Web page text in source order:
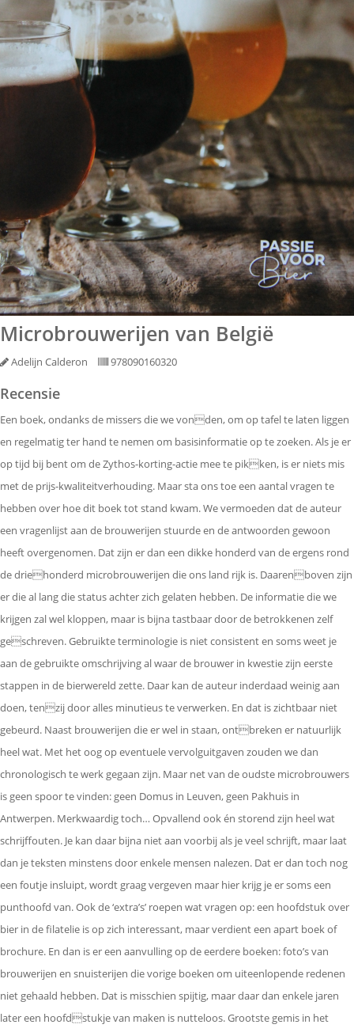
Microbrouwerijen van België
Adelijn Calderon 978090160320
Recensie
Een boek, ondanks de missers die we vonden, om op tafel te laten liggen
en regelmatig ter hand te nemen om basisinformatie op te zoeken. Als je er
op tijd bij bent om de Zythos-korting-actie mee te pikken, is er niets mis
met de prijs-kwaliteitverhouding. Maar sta ons toe een aantal vragen te
hebben over hoe dit boek tot stand kwam. We vermoeden dat de auteur
een vragenlijst aan de brouwerijen stuurde en de antwoorden gewoon
heeft overgenomen. Dat zijn er dan een dikke honderd van de ergens rond
de driehonderd microbrouwerijen die ons land rijk is. Daarenboven zijn
er die al lang die status achter zich gelaten hebben. De informatie die we
krijgen zal wel kloppen, maar is bijna tastbaar door de betrokkenen zelf
geschreven. Gebruikte terminologie is niet consistent en soms weet je
aan de gebruikte omschrijving al waar de brouwer in kwestie zijn eerste
stappen in de bierwereld zette. Daar kan de auteur inderdaad weinig aan
doen, tenzij door alles minutieus te verwerken. En dat is zichtbaar niet
gebeurd. Naast brouwerijen die er wel in staan, ontbreken er natuurlijk
heel wat. Met het oog op eventuele vervolguitgaven zouden we dan
chronologisch te werk gegaan zijn. Maar net van de oudste microbrouwers
is geen spoor te vinden: geen Domus in Leuven, geen Pakhuis in
Antwerpen. Merkwaardig toch… Opvallend ook én storend zijn heel wat
schrijffouten. Je kan daar bijna niet aan voorbij als je veel schrijft, maar laat
dan je teksten minstens door enkele mensen nalezen. Dat er dan toch nog
een foutje insluipt, wordt graag vergeven maar hier krijg je er soms een
punthoofd van. Ook de ‘extra’s’ roepen wat vragen op: een hoofdstuk over
bier in de filatelie is op zich interessant, maar verdient een apart boek of
brochure. En dan is er een aanvulling op de eerdere boeken: foto’s van
brouwerijen en snuisterijen die vorige boeken om uiteenlopende redenen
niet gehaald hebben. Dat is misschien spijtig, maar daar dan enkele jaren
later een hoofdstukje van maken is nutteloos. Grootste gemis in het